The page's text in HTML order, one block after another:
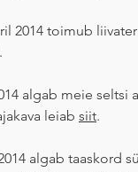
2014 toimub
algab meie seltsi
leiab siit.
algab taaskord